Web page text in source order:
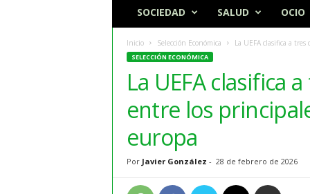
a
SOCIEDAD SALUD OCIO
Inicio Selección Económica La UEFA clasifica a
SELECCIÓN ECONÓMICA
La UEFA clasifica
entre los
europa
Por Javier González - 28 de febrero de 2026